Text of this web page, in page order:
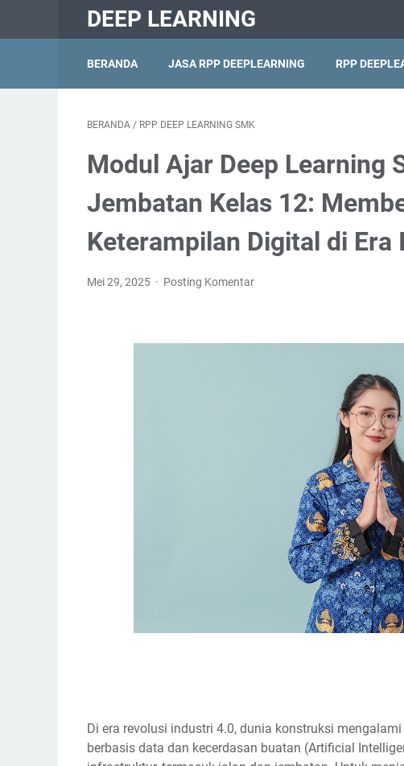
DEEP LEARNING
BERANDA JASA RPP DEEPLEARNING RPP
BERANDA / RPP DEEP LEARNING SMK
Modul Ajar Deep Learning
Jembatan Kelas 12:
Keterampilan Digital di
Mei 29, 2025 Posting Komentar
Di era revolusi industri 4.0, dunia konstruksi
berbasis data dan kecerdasan buatan (Artificial